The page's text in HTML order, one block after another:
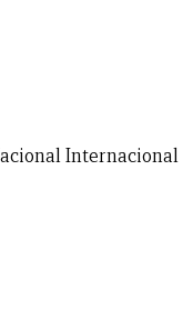
Internacional